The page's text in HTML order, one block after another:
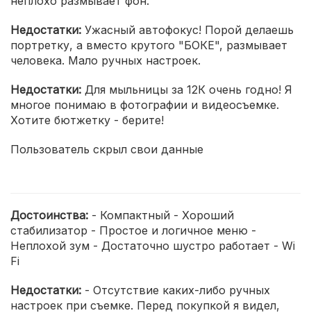
Недостатки: Ужасный автофокус! Порой делаешь
портретку, а вместо крутого "БОКЕ", размывает
человека. Мало ручных настроек.
Недостатки: Для мыльницы за 12К очень годно! Я
многое понимаю в фотографии и видеосъемке.
Хотите бютжетку - берите!
Пользователь скрыл свои данные
Достоинства: - Компактный - Хороший
стабилизатор - Простое и логичное меню -
Неплохой зум - Достаточно шустро работает - Wi
Fi
Недостатки: - Отсутствие каких-либо ручных
настроек при съемке. Перед покупкой я видел,